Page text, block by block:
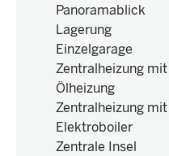
Panoramablick
Lagerung
Einzelgarage
Zentralheizung mit
Ölheizung
Zentralheizung mit
Elektroboiler
Zentrale Insel